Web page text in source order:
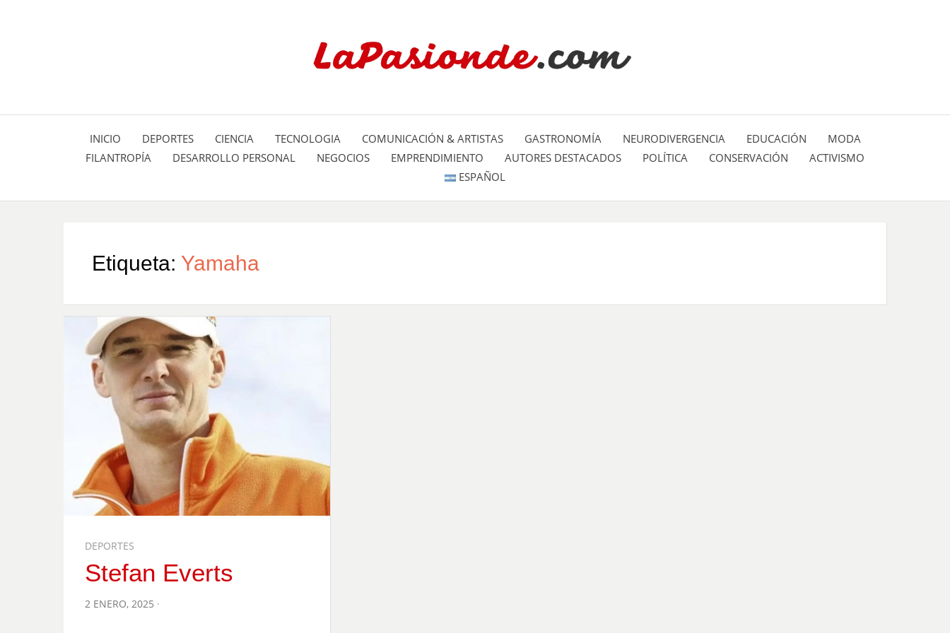
LA PASIÓN DE:
INICIO DEPORTES CIENCIA TECNOLOGIA COMUNICACIÓN & ARTISTAS GASTRONOMÍA NEURODIVERGENCIA EDUCACIÓN
MODA
FILANTROPÍA
DESARROLLO PERSONAL NEGOCIOS EMPRENDIMIENTO AUTORES DESTACADOS POLÍTICA CONSERVACIÓN
ACTIVISMO
ESPAÑOL
Etiqueta: Yamaha
DEPORTES
Stefan Everts
POSTED
2 ENERO, 2025